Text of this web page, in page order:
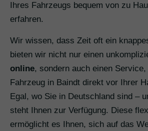
Ihres Fahrzeugs bequem von zu
erfahren.
Wir wissen, dass Zeit oft ein
bieten wir nicht nur einen
online, sondern auch einen
Fahrzeug in Baindt direkt vor Ihrer
Egal, wo Sie in Deutschland sind –
steht Ihnen zur Verfügung. Diese
ermöglicht es Ihnen, sich auf das